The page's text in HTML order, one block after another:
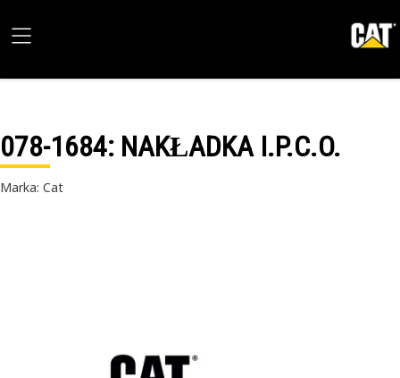
078-1684: NAKŁADKA I.P.C.O.
Marka: Cat